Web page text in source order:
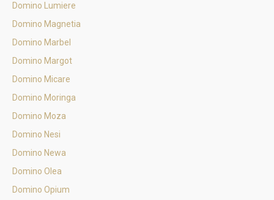
Domino Lumiere
Domino Magnetia
Domino Marbel
Domino Margot
Domino Micare
Domino Moringa
Domino Moza
Domino Nesi
Domino Newa
Domino Olea
Domino Opium